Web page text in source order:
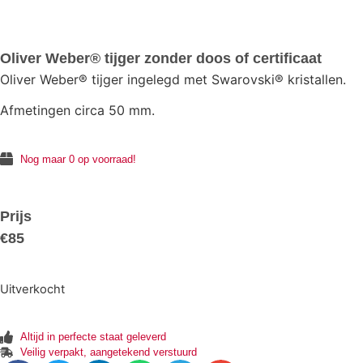
Oliver Weber® tijger zonder doos of certificaat
Oliver Weber® tijger ingelegd met Swarovski® kristallen.
Afmetingen circa 50 mm.
Nog maar 0 op voorraad!
Prijs
€85
Uitverkocht
Altijd in perfecte staat geleverd
Veilig verpakt, aangetekend verstuurd